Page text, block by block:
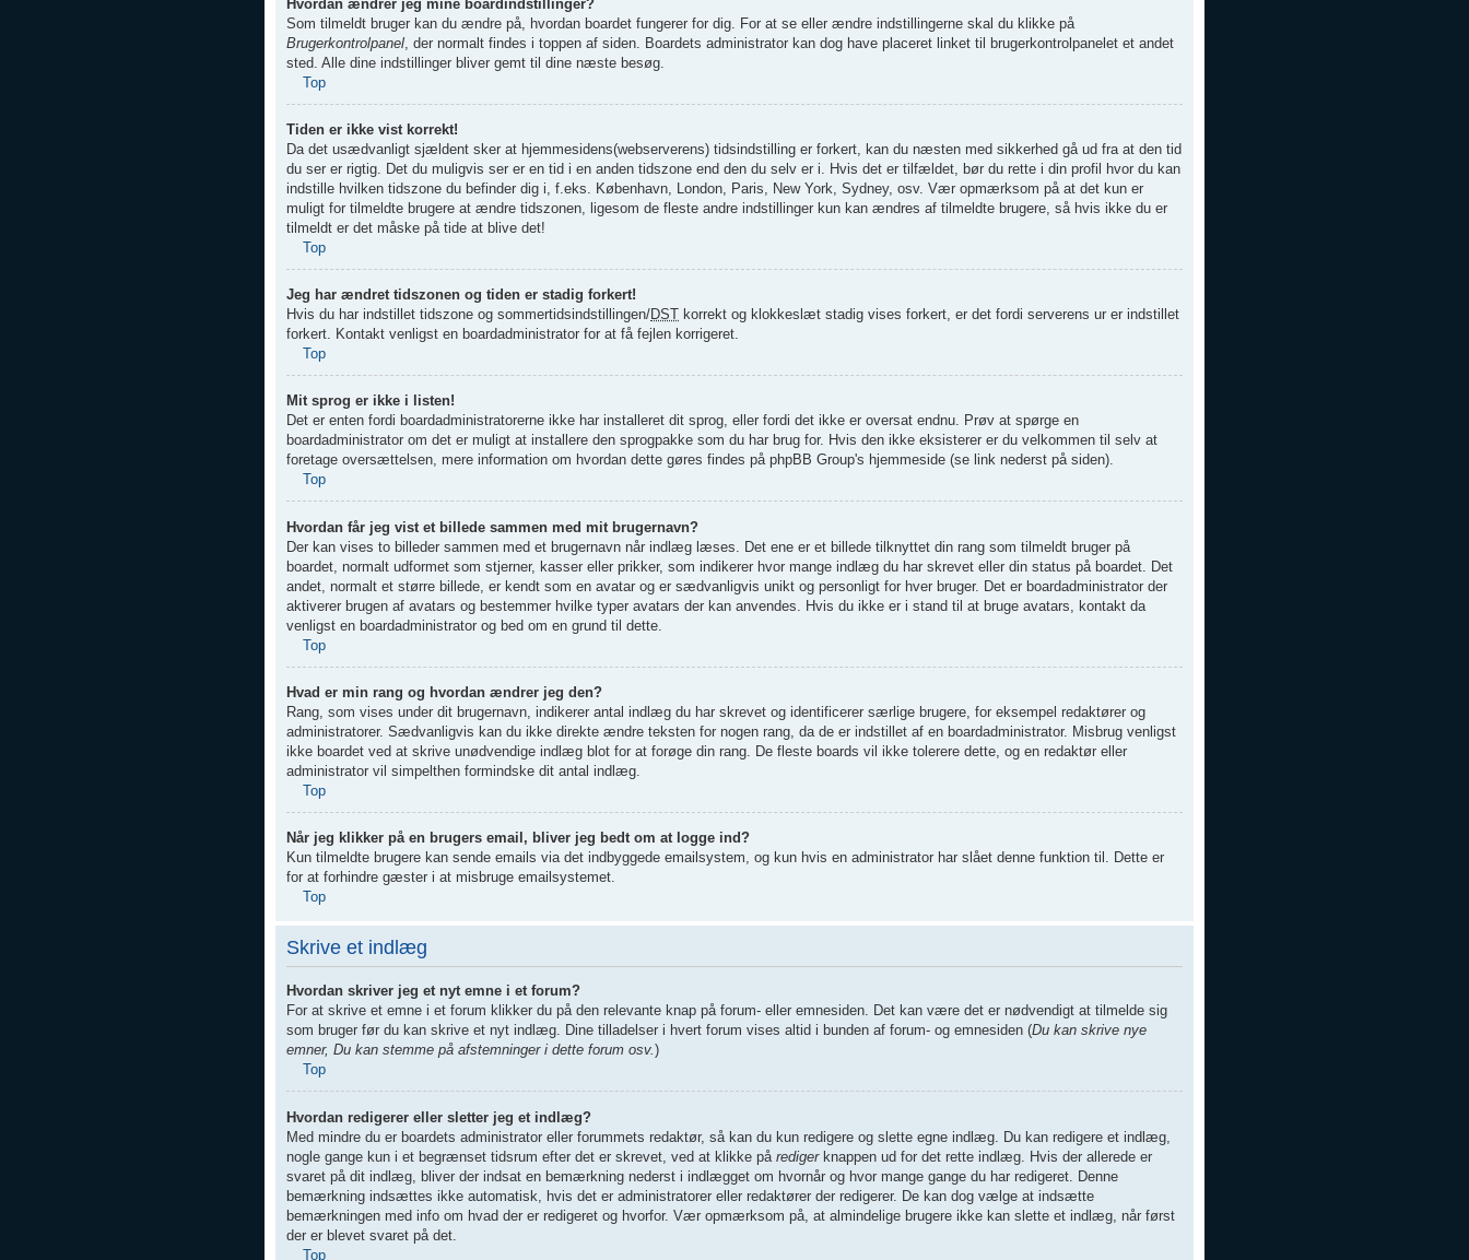
Hvordan ændrer jeg mine boardindstillinger?
Som tilmeldt bruger kan du ændre på, hvordan boardet fungerer for dig. For at se eller ændre indstillingerne skal du klikke på
Brugerkontrolpanel , der normalt findes i toppen af siden. Boardets administrator kan dog have placeret linket til brugerkontrolpanelet et andet
sted. Alle dine indstillinger bliver gemt til dine næste besøg.
Top
Tiden er ikke vist korrekt!
Da det usædvanligt sjældent sker at hjemmesidens(webserverens) tidsindstilling er forkert, kan du næsten med sikkerhed gå ud fra at den tid
du ser er rigtig. Det du muligvis ser er en tid i en anden tidszone end den du selv er i. Hvis det er tilfældet, bør du rette i din profil hvor du kan
indstille hvilken tidszone du befinder dig i, f.eks. København, London, Paris, New York, Sydney, osv. Vær opmærksom på at det kun er
muligt for tilmeldte brugere at ændre tidszonen, ligesom de fleste andre indstillinger kun kan ændres af tilmeldte brugere, så hvis ikke du er
tilmeldt er det måske på tide at blive det!
Top
Jeg har ændret tidszonen og tiden er stadig forkert!
Hvis du har indstillet tidszone og sommertidsindstillingen/DST korrekt og klokkeslæt stadig vises forkert, er det fordi serverens ur er indstillet
forkert. Kontakt venligst en boardadministrator for at få fejlen korrigeret.
Top
Mit sprog er ikke i listen!
Det er enten fordi boardadministratorerne ikke har installeret dit sprog, eller fordi det ikke er oversat endnu. Prøv at spørge en
boardadministrator om det er muligt at installere den sprogpakke som du har brug for. Hvis den ikke eksisterer er du velkommen til selv at
foretage oversættelsen, mere information om hvordan dette gøres findes på phpBB Group's hjemmeside (se link nederst på siden).
Top
Hvordan får jeg vist et billede sammen med mit brugernavn?
Der kan vises to billeder sammen med et brugernavn når indlæg læses. Det ene er et billede tilknyttet din rang som tilmeldt bruger på
boardet, normalt udformet som stjerner, kasser eller prikker, som indikerer hvor mange indlæg du har skrevet eller din status på boardet. Det
andet, normalt et større billede, er kendt som en avatar og er sædvanligvis unikt og personligt for hver bruger. Det er boardadministrator der
aktiverer brugen af avatars og bestemmer hvilke typer avatars der kan anvendes. Hvis du ikke er i stand til at bruge avatars, kontakt da
venligst en boardadministrator og bed om en grund til dette.
Top
Hvad er min rang og hvordan ændrer jeg den?
Rang, som vises under dit brugernavn, indikerer antal indlæg du har skrevet og identificerer særlige brugere, for eksempel redaktører og
administratorer. Sædvanligvis kan du ikke direkte ændre teksten for nogen rang, da de er indstillet af en boardadministrator. Misbrug venligst
ikke boardet ved at skrive unødvendige indlæg blot for at forøge din rang. De fleste boards vil ikke tolerere dette, og en redaktør eller
administrator vil simpelthen formindske dit antal indlæg.
Top
Når jeg klikker på en brugers email, bliver jeg bedt om at logge ind?
Kun tilmeldte brugere kan sende emails via det indbyggede emailsystem, og kun hvis en administrator har slået denne funktion til. Dette er
for at forhindre gæster i at misbruge emailsystemet.
Top
Skrive et indlæg
Hvordan skriver jeg et nyt emne i et forum?
For at skrive et emne i et forum klikker du på den relevante knap på forum- eller emnesiden. Det kan være det er nødvendigt at tilmelde sig
som bruger før du kan skrive et nyt indlæg. Dine tilladelser i hvert forum vises altid i bunden af forum- og emnesiden (Du kan skrive nye
emner, Du kan stemme på afstemninger i dette forum osv.)
Top
Hvordan redigerer eller sletter jeg et indlæg?
Med mindre du er boardets administrator eller forummets redaktør, så kan du kun redigere og slette egne indlæg. Du kan redigere et indlæg,
nogle gange kun i et begrænset tidsrum efter det er skrevet, ved at klikke på redigerknappen ud for det rette indlæg. Hvis der allerede er
svaret på dit indlæg, bliver der indsat en bemærkning nederst i indlægget om hvornår og hvor mange gange du har redigeret. Denne
bemærkning indsættes ikke automatisk, hvis det er administratorer eller redaktører der redigerer. De kan dog vælge at indsætte
bemærkningen med info om hvad der er redigeret og hvorfor. Vær opmærksom på, at almindelige brugere ikke kan slette et indlæg, når først
der er blevet svaret på det.
Top